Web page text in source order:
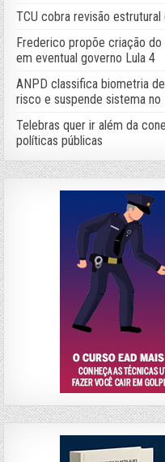
TCU cobra revisão estrutural
Frederico propõe criação
em eventual governo Lula 4
ANPD classifica biometria
risco e suspende sistema no
Telebras quer ir além da
políticas públicas